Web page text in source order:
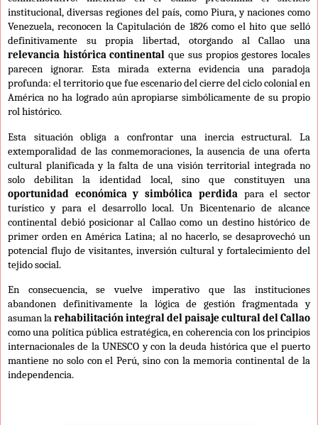
institucional, diversas regiones del país, como Piura, y naciones como
Venezuela, reconocen la Capitulación de 1826 como el hito que selló
definitivamente su propia libertad, otorgando al Callao una
relevancia histórica continental que sus propios gestores locales
parecen ignorar. Esta mirada externa evidencia una paradoja
profunda: el territorio que fue escenario del cierre del ciclo colonial en
América no ha logrado aún apropiarse simbólicamente de su propio
rol histórico.
Esta situación obliga a confrontar una inercia estructural. La
extemporalidad de las conmemoraciones, la ausencia de una oferta
cultural planificada y la falta de una visión territorial integrada no
solo debilitan la identidad local, sino que constituyen una
oportunidad económica y simbólica perdidapara el sector
turístico y para el desarrollo local. Un Bicentenario de alcance
continental debió posicionar al Callao como un destino histórico de
primer orden en América Latina; al no hacerlo, se desaprovechó un
potencial flujo de visitantes, inversión cultural y fortalecimiento del
tejido social.
En consecuencia, se vuelve imperativo que las instituciones
abandonen definitivamente la lógica de gestión fragmentada y
asuman larehabilitación integral del paisaje cultural del Callao
como una política pública estratégica, en coherencia con los principios
internacionales de la UNESCO y con la deuda histórica que el puerto
mantiene no solo con el Perú, sino con la memoria continental de la
independencia.